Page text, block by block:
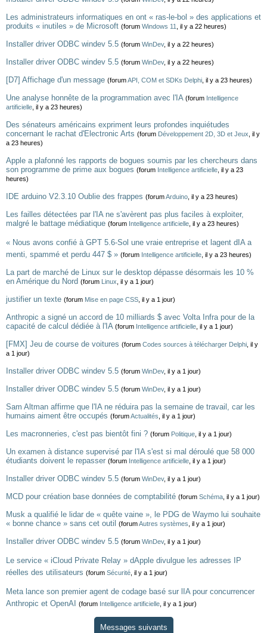
Les administrateurs informatiques en ont « ras-le-bol » des applications et
produits « inutiles » de Microsoft (forum Windows 11 , il y a 22 heures)
Installer driver ODBC windev 5.5 (forum WinDev, il y a 22 heures)
Installer driver ODBC windev 5.5 (forum WinDev, il y a 22 heures)
[D7] Affichage d'un message (forumAPI, COM et SDKs Delphi , il y a 23 heures)
Une analyse honnête de la programmation avec l'IA (forum Intelligence
artificielle , il y a 23 heures)
Des sénateurs américains expriment leurs profondes inquiétudes
concernant le rachat d'Electronic Arts (forum Développement 2D, 3D et Jeux , il y
a 23 heures)
Apple a plafonné les rapports de bogues soumis par les chercheurs dans
son programme de prime aux bogues (forum Intelligence artificielle , il y a 23
heures)
IDE arduino V2.3.10 Oublie des frappes (forumArduino , il y a 23 heures)
Les failles détectées par l'IA ne s'avèrent pas plus faciles à exploiter,
malgré le battage médiatique (forum Intelligence artificielle , il y a 23 heures)
« Nous avons confié à GPT 5.6-Sol une vraie entreprise et lagent dIA a
menti, spammé et perdu 447 $ » (forum Intelligence artificielle , il y a 23 heures)
La part de marché de Linux sur le desktop dépasse désormais les 10 %
en Amérique du Nord (forum Linux , il y a 1 jour)
justifier un texte (forum Mise en page CSS , il y a 1 jour)
Anthropic a signé un accord de 10 milliards $ avec Volta Infra pour de la
capacité de calcul dédiée à l'IA (forum Intelligence artificielle , il y a 1 jour)
[FMX] Jeu de course de voitures (forum Codes sources à télécharger Delphi , il y
a 1 jour)
Installer driver ODBC windev 5.5 (forum WinDev, il y a 1 jour)
Installer driver ODBC windev 5.5 (forum WinDev, il y a 1 jour)
Sam Altman affirme que l'IA ne réduira pas la semaine de travail, car les
humains aiment être occupés (forumActualités , il y a 1 jour)
Les macronneries, c'est pas bientôt fini ? (forum Politique , il y a 1 jour)
Un examen à distance supervisé par l'IA s'est si mal déroulé que 58 000
étudiants doivent le repasser (forum Intelligence artificielle , il y a 1 jour)
Installer driver ODBC windev 5.5 (forum WinDev, il y a 1 jour)
MCD pour création base données de comptabilité (forum Schéma , il y a 1 jour)
Musk a qualifié le lidar de « quête vaine », le PDG de Waymo lui souhaite
« bonne chance » sans cet outil
(forumAutres systèmes , il y a 1 jour)
Installer driver ODBC windev 5.5 (forum WinDev, il y a 1 jour)
Le service « iCloud Private Relay » dApple divulgue les adresses IP
réelles des utilisateurs (forum Sécurité , il y a 1 jour)
Meta lance son premier agent de codage basé sur lIA pour concurrencer
Anthropic et OpenAI
(forum Intelligence artificielle , il y a 1 jour)
Messages suivants